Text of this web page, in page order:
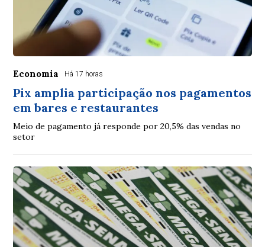
Economia Há 17 horas
Pix amplia participação nos pagamentos
em bares e restaurantes
Meio de pagamento já responde por 20,5% das vendas no
setor